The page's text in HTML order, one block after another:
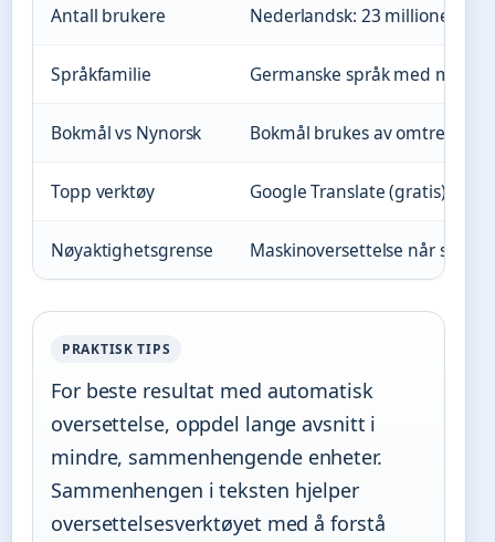
Antall brukere Nederlandsk: 23 millioner,
Språkfamilie Germanske språk med
Bokmål vs Nynorsk Bokmål brukes av omtrent
Topp verktøy Google Translate (gratis),
Nøyaktighetsgrense Maskinoversettelse når
PRAKTISK TIPS
For beste resultat med automatisk
oversettelse, oppdel lange avsnitt i
mindre, sammenhengende enheter.
Sammenhengen i teksten hjelper
oversettelsesverktøyet med å forstå